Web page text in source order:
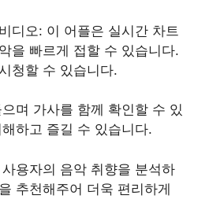
디오: 이 어플은 실시간 차트
을 빠르게 접할 수 있습니다.
청할 수 있습니다.
며 가사를 함께 확인할 수 있
하고 즐길 수 있습니다.
용자의 음악 취향을 분석하
추천해주어 더욱 편리하게